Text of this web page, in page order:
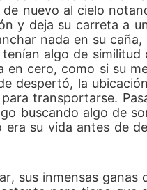
nuevo al cielo
y deja su carreta a
nada en su
algo de
cero, como si su
despertó, la
transportarse.
buscando algo de
su vida antes de
sus inmensas